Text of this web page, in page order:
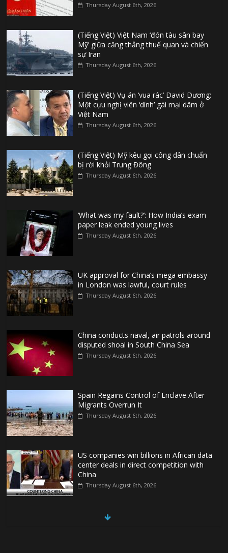
Thursday August 6th, 2026
(Tiếng Việt) Việt Nam ‘đón tàu sân bay
Mỹ’ giữa căng thẳng thuế quan và chiến
sự Iran
Thursday August 6th, 2026
(Tiếng Việt) Vụ án ‘vua rác’ David Dương:
Một cựu nghị viên ‘dính’ gái mại dâm ở
Việt Nam
Thursday August 6th, 2026
(Tiếng Việt) Mỹ kêu gọi công dân chuẩn
bị rời khỏi Trung Đông
Thursday August 6th, 2026
‘What was my fault?’: How India’s exam
paper leak ended young lives
Thursday August 6th, 2026
UK approval for China’s mega embassy
in London was lawful, court rules
Thursday August 6th, 2026
China conducts naval, air patrols around
disputed shoal in South China Sea
Thursday August 6th, 2026
Spain Regains Control of Enclave After
Migrants Overrun It
Thursday August 6th, 2026
US companies win billions in African data
center deals in direct competition with
China
Thursday August 6th, 2026
China, Russia, Iran and North Korea